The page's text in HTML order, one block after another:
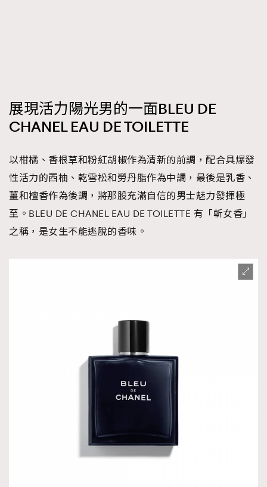
展現活力陽光男的一面BLEU DE
CHANEL EAU DE TOILETTE
以柑橘、香根草和粉紅胡椒作為清新的前調，配合具爆發
性活力的西柚、乾雪松和勞丹脂作為中調，最後是乳香、
薑和檀香作為後調，將那股充滿自信的男士魅力發揮極
至。BLEU DE CHANEL EAU DE TOILETTE 有「斬女香」
之稱，是女生不能逃脫的香味。